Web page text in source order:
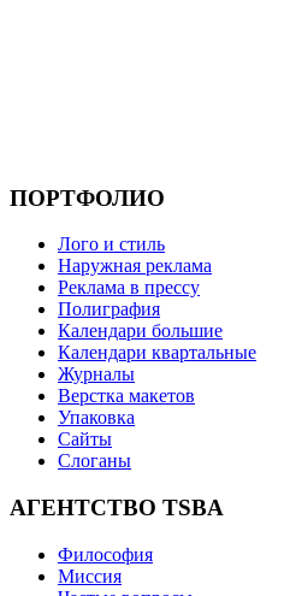
ПОРТФОЛИО
Лого и стиль
Наружная реклама
Реклама в прессу
Полиграфия
Календари большие
Календари квартальные
Журналы
Верстка макетов
Упаковка
Сайты
Слоганы
АГЕНТСТВО TSBA
Философия
Миссия